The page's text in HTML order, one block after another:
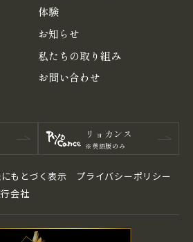
体験
お知らせ
私たちの取り組み
お問い合わせ
リョカンス
※英語版のみ
もとづく表⽰
プライバシーポリシー
行会社